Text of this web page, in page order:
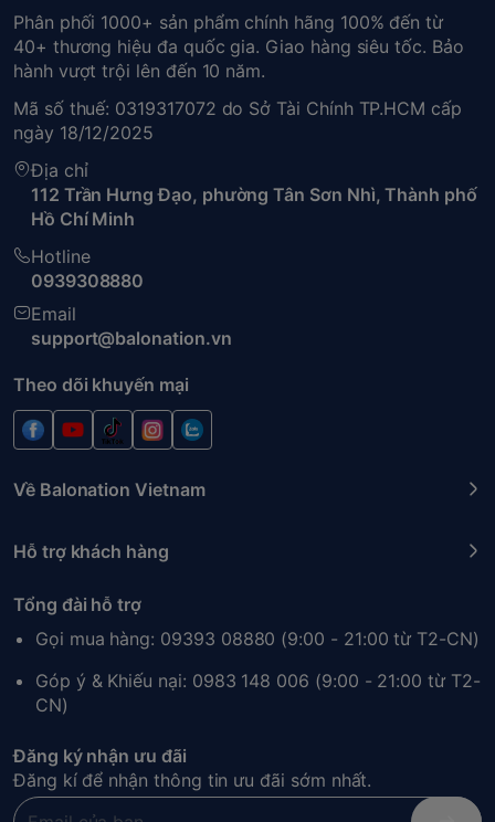
Phân phối 1000+ sản phẩm chính hãng 100% đến từ
40+ thương hiệu đa quốc gia. Giao hàng siêu tốc. Bảo
hành vượt trội lên đến 10 năm.
Mã số thuế: 0319317072 do Sở Tài Chính TP.HCM cấp
ngày 18/12/2025
Địa chỉ
112 Trần Hưng Đạo, phường Tân Sơn Nhì, Thành phố
Hồ Chí Minh
Hotline
0939308880
Email
support@balonation.vn
Theo dõi khuyến mại
Về Balonation Vietnam
Hỗ trợ khách hàng
Tổng đài hỗ trợ
Gọi mua hàng: 09393 08880 (9:00 - 21:00 từ T2-CN)
Góp ý & Khiếu nại: 0983 148 006 (9:00 - 21:00 từ T2-
CN)
Đăng ký nhận ưu đãi
Đăng kí để nhận thông tin ưu đãi sớm nhất.